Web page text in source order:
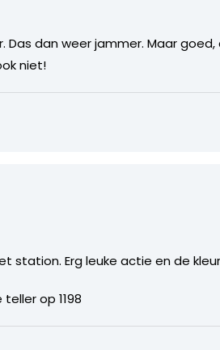
Das dan weer jammer. Maar
niet!
station. Erg leuke actie en de
op 1198